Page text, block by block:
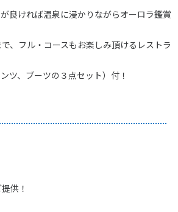
良ければ温泉に浸かりながらオーロラ鑑賞
、フル・コースもお楽しみ頂けるレストラ
ツ、ブーツの３点セット）付！
供！